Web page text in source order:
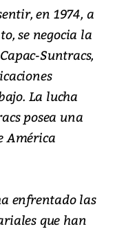
en 1974, a
se negocia la
Suntracs,
La lucha
posea una
América
enfrentado las
que han